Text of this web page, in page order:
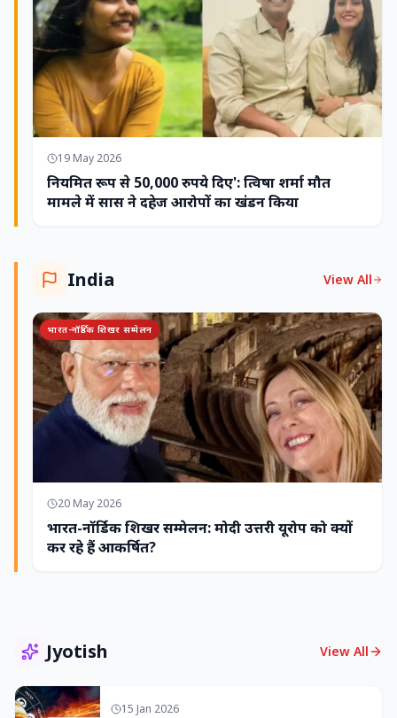
19 May 2026
नियमित रूप से 50,000 रुपये दिए': त्विषा शर्मा मौत
मामले में सास ने दहेज आरोपों का खंडन किया
India View All
भारत-नॉर्डिक शिखर सम्मेलन
20 May 2026
भारत-नॉर्डिक शिखर सम्मेलन: मोदी उत्तरी यूरोप को क्यों
कर रहे हैं आकर्षित?
Jyotish View All
15 Jan 2026